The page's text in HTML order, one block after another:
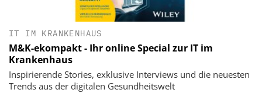
IT IM KRANKENHAUS
M&K-ekompakt - Ihr online Special zur IT im
Krankenhaus
Inspirierende Stories, exklusive Interviews und die neuesten
Trends aus der digitalen Gesundheitswelt